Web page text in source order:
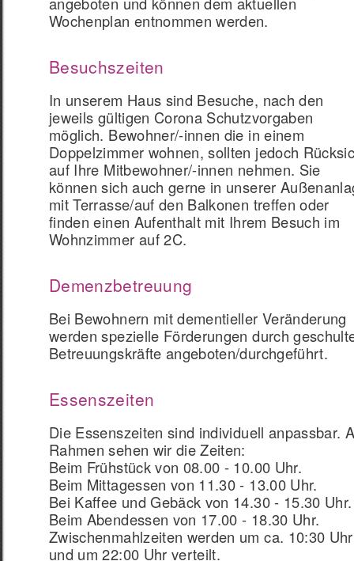
Wochenplan entnommen werden.
Besuchszeiten
In unserem Haus sind Besuche, nach den
jeweils gültigen Corona Schutzvorgaben
möglich. Bewohner/-innen die in einem
Doppelzimmer wohnen, sollten jedoch
auf Ihre Mitbewohner/-innen nehmen. Sie
können sich auch gerne in unserer
mit Terrasse/auf den Balkonen treffen oder
finden einen Aufenthalt mit Ihrem Besuch im
Wohnzimmer auf 2C.
Demenzbetreuung
Bei Bewohnern mit dementieller Veränderung
werden spezielle Förderungen durch
Betreuungskräfte angeboten/durchgeführt.
Essenszeiten
Die Essenszeiten sind individuell anpassbar.
Rahmen sehen wir die Zeiten:
Beim Frühstück von 08.00 - 10.00 Uhr.
Beim Mittagessen von 11.30 - 13.00 Uhr.
Bei Kaffee und Gebäck von 14.30 - 15.30 Uhr.
Beim Abendessen von 17.00 - 18.30 Uhr.
Zwischenmahlzeiten werden um ca. 10:30 Uhr
und um 22:00 Uhr verteilt.